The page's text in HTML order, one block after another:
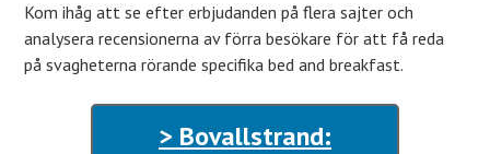
Kom ihåg att se efter erbjudanden på flera sajter och
analysera recensionerna av förra besökare för att få reda
på svagheterna rörande specifika bed and breakfast.
> Bovallstrand: